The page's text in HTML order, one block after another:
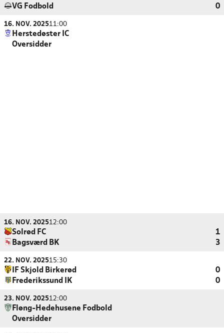
VG Fodbold
0
16. NOV. 202511:00
Herstedøster IC
Oversidder
16. NOV. 202512:00
Solrød FC
1
Bagsværd BK
3
22. NOV. 202515:30
IF Skjold Birkerød
0
Frederikssund IK
0
23. NOV. 202512:00
Fløng-Hedehusene Fodbold
Oversidder